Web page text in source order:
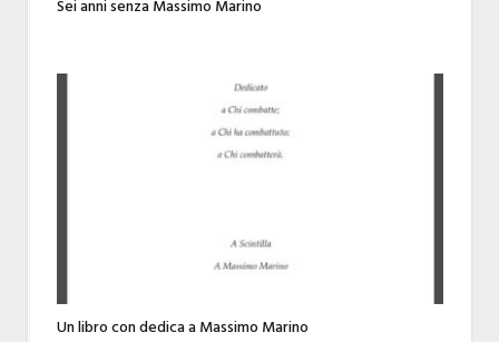
Sei anni senza Massimo Marino
Un libro con dedica a Massimo Marino